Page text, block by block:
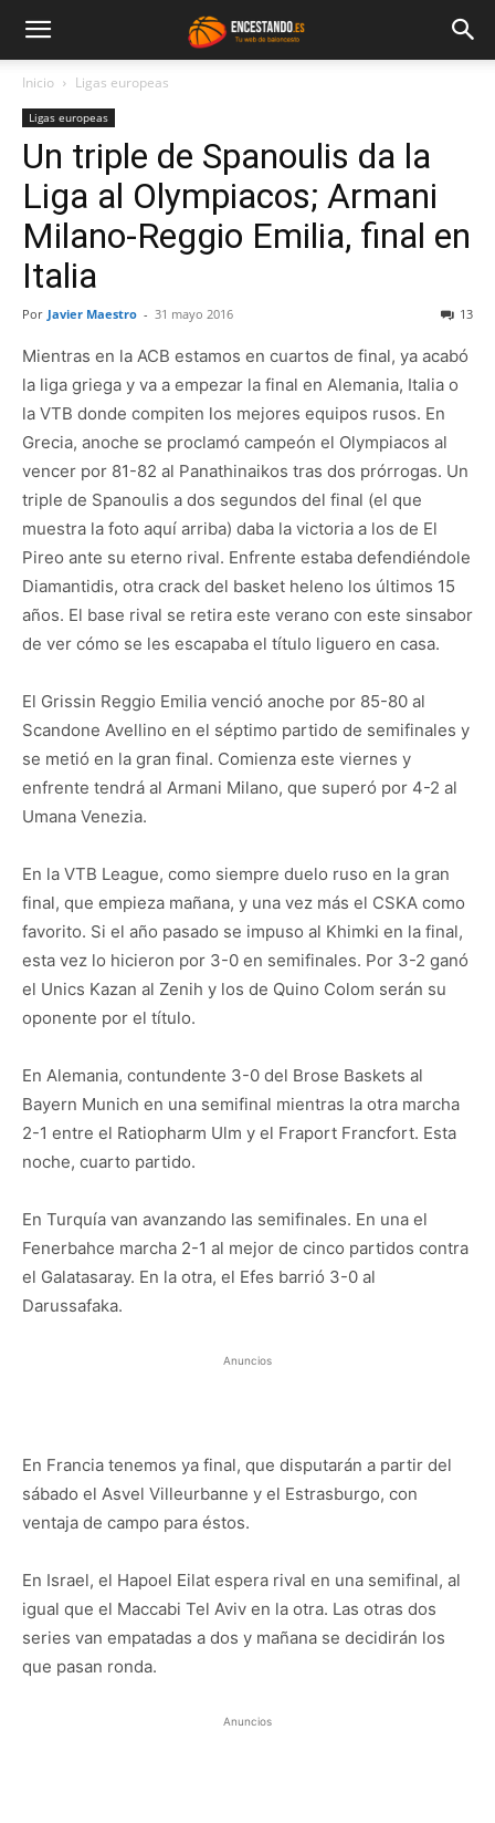
Inicio Ligas europeas
Ligas europeas
Un triple de Spanoulis da la
Liga al Olympiacos; Armani
Milano-Reggio Emilia, final en
Italia
Por Javier Maestro - 31 mayo 2016 13
Mientras en la ACB estamos en cuartos de final, ya acabó
la liga griega y va a empezar la final en Alemania, Italia o
la VTB donde compiten los mejores equipos rusos. En
Grecia, anoche se proclamó campeón el Olympiacos al
vencer por 81-82 al Panathinaikos tras dos prórrogas. Un
triple de Spanoulis a dos segundos del final (el que
muestra la foto aquí arriba) daba la victoria a los de El
Pireo ante su eterno rival. Enfrente estaba defendiéndole
Diamantidis, otra crack del basket heleno los últimos 15
años. El base rival se retira este verano con este sinsabor
de ver cómo se les escapaba el título liguero en casa.
El Grissin Reggio Emilia venció anoche por 85-80 al
Scandone Avellino en el séptimo partido de semifinales y
se metió en la gran final. Comienza este viernes y
enfrente tendrá al Armani Milano, que superó por 4-2 al
Umana Venezia.
En la VTB League, como siempre duelo ruso en la gran
final, que empieza mañana, y una vez más el CSKA como
favorito. Si el año pasado se impuso al Khimki en la final,
esta vez lo hicieron por 3-0 en semifinales. Por 3-2 ganó
el Unics Kazan al Zenih y los de Quino Colom serán su
oponente por el título.
En Alemania, contundente 3-0 del Brose Baskets al
Bayern Munich en una semifinal mientras la otra marcha
2-1 entre el Ratiopharm Ulm y el Fraport Francfort. Esta
noche, cuarto partido.
En Turquía van avanzando las semifinales. En una el
Fenerbahce marcha 2-1 al mejor de cinco partidos contra
el Galatasaray. En la otra, el Efes barrió 3-0 al
Darussafaka.
Anuncios
En Francia tenemos ya final, que disputarán a partir del
sábado el Asvel Villeurbanne y el Estrasburgo, con
ventaja de campo para éstos.
En Israel, el Hapoel Eilat espera rival en una semifinal, al
igual que el Maccabi Tel Aviv en la otra. Las otras dos
series van empatadas a dos y mañana se decidirán los
que pasan ronda.
Anuncios